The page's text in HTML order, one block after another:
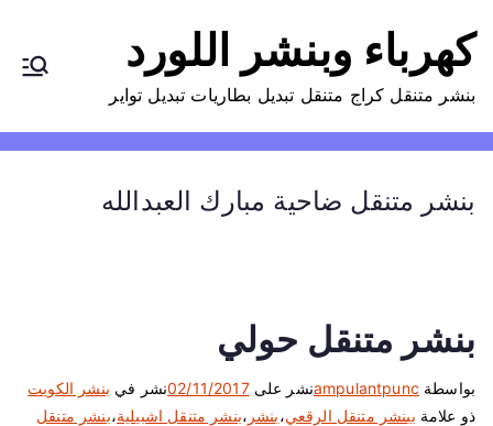
إ
كهرباء وبنشر اللورد
بنشر متنقل كراج متنقل تبديل بطاريات تبديل تواير
بنشر متنقل ضاحية مبارك العبدالله
بنشر متنقل حولي
بواسطة ampulantpuncنشر على02/11/2017نشر في بنشر الكويت
ذو علامة ببنشر متنقل الرقعي،بنشر ،بنشر متنقل اشبيلية،بنشر متنقل